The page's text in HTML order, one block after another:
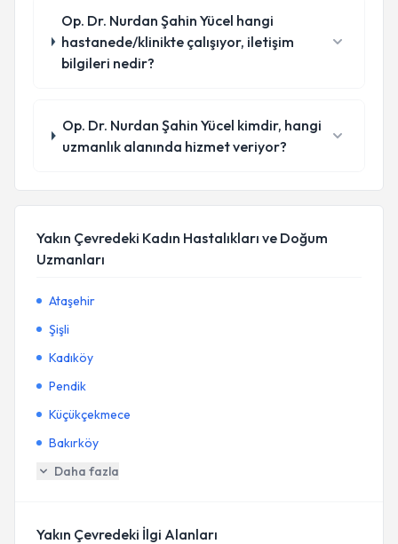
Op. Dr. Nurdan Şahin Yücel hangi
hastanede/klinikte çalışıyor, iletişim
bilgileri nedir?
Op. Dr. Nurdan Şahin Yücel kimdir, hangi
uzmanlık alanında hizmet veriyor?
Yakın Çevredeki Kadın Hastalıkları ve Doğum
Uzmanları
Ataşehir
Şişli
Kadıköy
Pendik
Küçükçekmece
Bakırköy
Daha fazla
Yakın Çevredeki İlgi Alanları